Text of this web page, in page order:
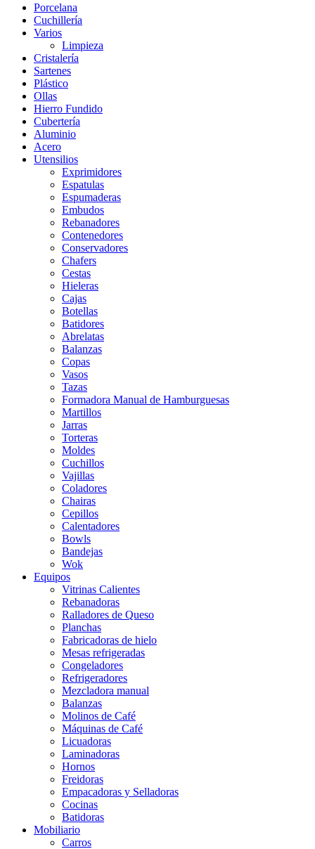
Porcelana
Cuchillería
Varios
Limpieza
Cristalería
Sartenes
Plástico
Ollas
Hierro Fundido
Cubertería
Aluminio
Acero
Utensilios
Exprimidores
Espatulas
Espumaderas
Embudos
Rebanadores
Contenedores
Conservadores
Chafers
Cestas
Hieleras
Cajas
Botellas
Batidores
Abrelatas
Balanzas
Copas
Vasos
Tazas
Formadora Manual de Hamburguesas
Martillos
Jarras
Torteras
Moldes
Cuchillos
Vajillas
Coladores
Chairas
Cepillos
Calentadores
Bowls
Bandejas
Wok
Equipos
Vitrinas Calientes
Rebanadoras
Ralladores de Queso
Planchas
Fabricadoras de hielo
Mesas refrigeradas
Congeladores
Refrigeradores
Mezcladora manual
Balanzas
Molinos de Café
Máquinas de Café
Licuadoras
Laminadoras
Hornos
Freidoras
Empacadoras y Selladoras
Cocinas
Batidoras
Mobiliario
Carros